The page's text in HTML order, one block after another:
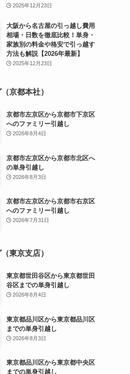
2025年12月23日
大阪から名古屋の引っ越し費用
相場・日数を徹底比較！単身・
家族別の料金や格安で引っ越す
方法も解説【2026年最新】
2025年12月23日
京都本社）
京都市左京区から京都市下京区
へのファミリー引越し
2026年8月4日
京都市左京区から京都市北区へ
の単身引越し
2026年8月3日
京都市左京区から京都市右京区
へのファミリー引越し
2026年7月31日
東京支店）
東京都世田谷区から東京都世田
谷区までの単身引越し
2026年8月4日
東京都品川区から東京都品川区
までの単身引越し
2026年8月3日
東京都品川区から東京都中央区
までの単身引越し